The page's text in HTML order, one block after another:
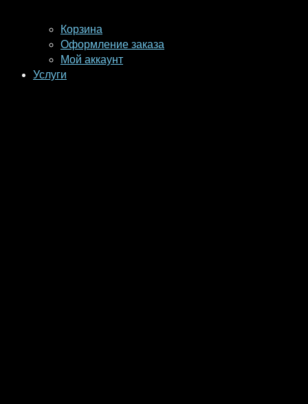
Корзина
Оформление заказа
Мой аккаунт
Услуги